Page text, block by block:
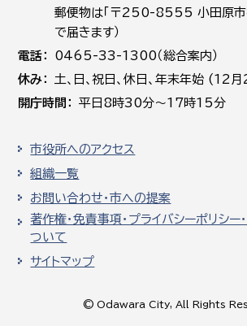
郵便物は「〒250-8555 小田原市
で届きます）
電話
0465-33-1300（総合案内）
休み
土､日､祝日、休日、年末年始 (12
開庁時間
平日8時30分～17時15分
市役所へのアクセス
組織一覧
お問い合わせ・市への提案
著作権・免責事項・プライバシーポリシー
ついて
サイトマップ
© Odawara City, All Rights